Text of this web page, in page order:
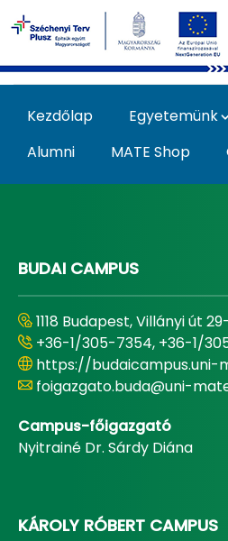
Ugrás a fő tartalomhoz
Kezdőlap Egyetemünk
Alumni
MATE Shop
BUDAI CAMPUS
1118 Budapest, Villányi út
+36-1/305-7354, +36-1/
https://budaicampus.uni-
foigazgato.buda@uni-
Campus-főigazgató
Nyitrainé Dr. Sárdy Diána
KÁROLY RÓBERT CAMPUS